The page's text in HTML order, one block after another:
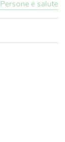
Persone e salute